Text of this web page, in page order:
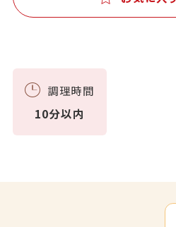
調理時間
10分以内